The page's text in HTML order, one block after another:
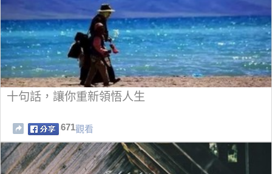
十句話，讓你重新領悟人生
671觀看